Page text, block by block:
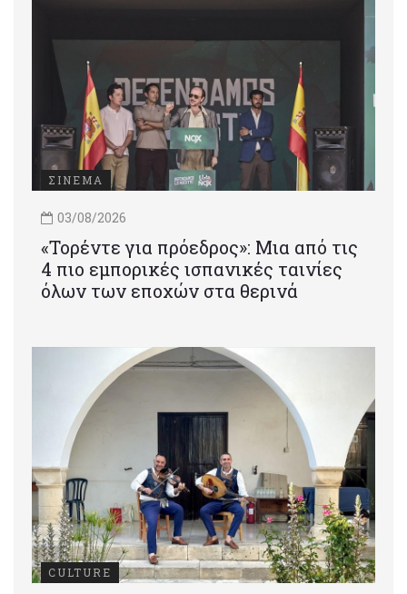
ΣΙΝΕΜΑ
03/08/2026
«Τορέντε για πρόεδρος»: Mια από τις
4 πιο εμπορικές ισπανικές ταινίες
όλων των εποχών στα θερινά
CULTURE